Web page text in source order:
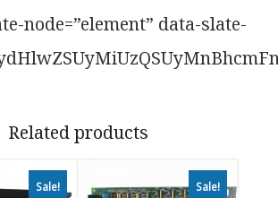
node=”element” data-slate-
Related products
Sale! Sale!